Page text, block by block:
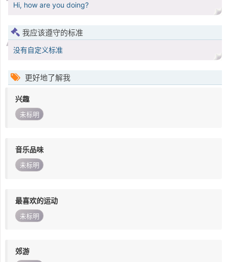
Hi, how are you doing?
我应该遵守的标准
没有自定义标准
更好地了解我
兴趣
未标明
音乐品味
未标明
最喜欢的运动
未标明
郊游